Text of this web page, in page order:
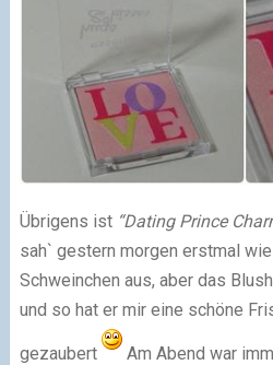
Übrigens ist “Dating Prince
sah` gestern morgen erstmal
Schweinchen aus, aber das
und so hat er mir eine schöne
gezaubert
Am Abend war